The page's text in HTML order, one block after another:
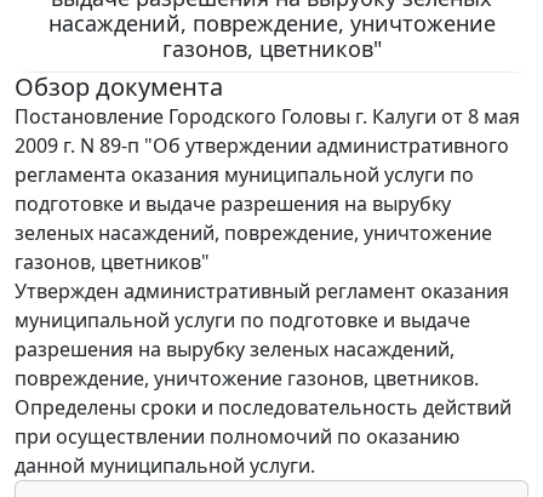
насаждений, повреждение, уничтожение
газонов, цветников"
Обзор документа
Постановление Городского Головы г. Калуги от 8 мая
2009 г. N 89-п "Об утверждении административного
регламента оказания муниципальной услуги по
подготовке и выдаче разрешения на вырубку
зеленых насаждений, повреждение, уничтожение
газонов, цветников"
Утвержден административный регламент оказания
муниципальной услуги по подготовке и выдаче
разрешения на вырубку зеленых насаждений,
повреждение, уничтожение газонов, цветников.
Определены сроки и последовательность действий
при осуществлении полномочий по оказанию
данной муниципальной услуги.